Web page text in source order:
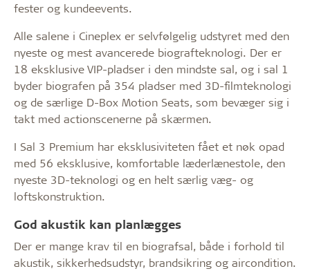
fester og kundeevents.
Alle salene i Cineplex er selvfølgelig udstyret med den
nyeste og mest avancerede biografteknologi. Der er
18 eksklusive VIP-pladser i den mindste sal, og i sal 1
byder biografen på 354 pladser med 3D-filmteknologi
og de særlige D-Box Motion Seats, som bevæger sig i
takt med actionscenerne på skærmen.
I Sal 3 Premium har eksklusiviteten fået et nøk opad
med 56 eksklusive, komfortable læderlænestole, den
nyeste 3D-teknologi og en helt særlig væg- og
loftskonstruktion.
God akustik kan planlægges
Der er mange krav til en biografsal, både i forhold til
akustik, sikkerhedsudstyr, brandsikring og aircondition.